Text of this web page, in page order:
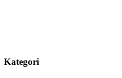
Kategori